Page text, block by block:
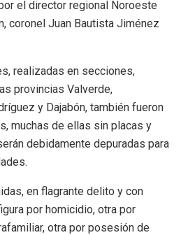
el director regional Noroeste
coronel Juan Bautista Jiménez
realizadas en secciones,
provincias Valverde,
y Dajabón, también fueron
muchas de ellas sin placas y
debidamente depuradas para
en flagrante delito y con
por homicidio, otra por
otra por posesión de